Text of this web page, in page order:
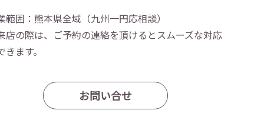
範囲：熊本県全域（九州一円応相談）
店の際は、ご予約の連絡を頂けるとスムーズな対応
きます。
お問い合せ